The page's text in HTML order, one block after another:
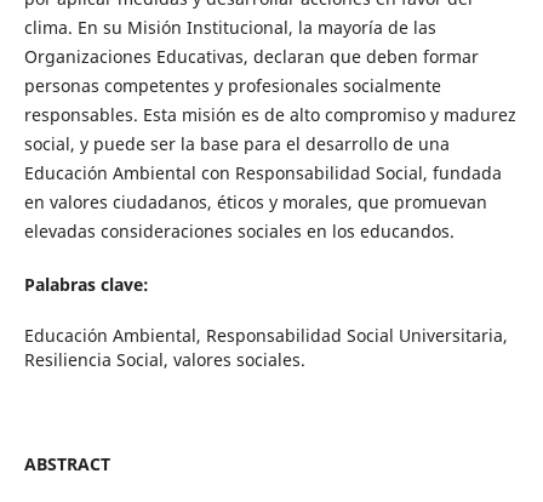
clima. En su Misión Institucional, la mayoría de las
Organizaciones Educativas, declaran que deben formar
personas competentes y profesionales socialmente
responsables. Esta misión es de alto compromiso y madurez
social, y puede ser la base para el desarrollo de una
Educación Ambiental con Responsabilidad Social, fundada
en valores ciudadanos, éticos y morales, que promuevan
elevadas consideraciones sociales en los educandos.
Palabras clave:
Educación Ambiental, Responsabilidad Social Universitaria,
Resiliencia Social, valores sociales.
ABSTRACT